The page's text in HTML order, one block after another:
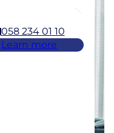
058 234 01 10
Learn more